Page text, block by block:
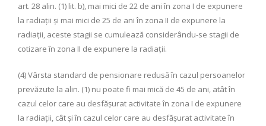
art. 28 alin. (1) lit. b), mai mici de 22 de ani în zona I de expunere
la radiaţii şi mai mici de 25 de ani în zona II de expunere la
radiaţii, aceste stagii se cumulează considerându-se stagii de
cotizare în zona II de expunere la radiaţii.
(4) Vârsta standard de pensionare redusă în cazul persoanelor
prevăzute la alin. (1) nu poate fi mai mică de 45 de ani, atât în
cazul celor care au desfăşurat activitate în zona I de expunere
la radiaţii, cât şi în cazul celor care au desfăşurat activitate în